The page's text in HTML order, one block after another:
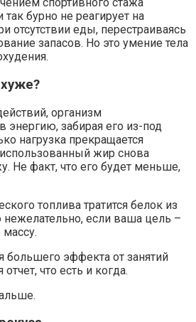
так бурно не реагирует на
отсутствии еды, перестраиваясь
запасов. Но это умение тела
организм
энергию, забирая его из-под
нагрузка прекращается
жир снова
Не факт, что его будет меньше,
топлива тратится белок из
если ваша цель –
большего эффекта от занятий
что есть и когда.